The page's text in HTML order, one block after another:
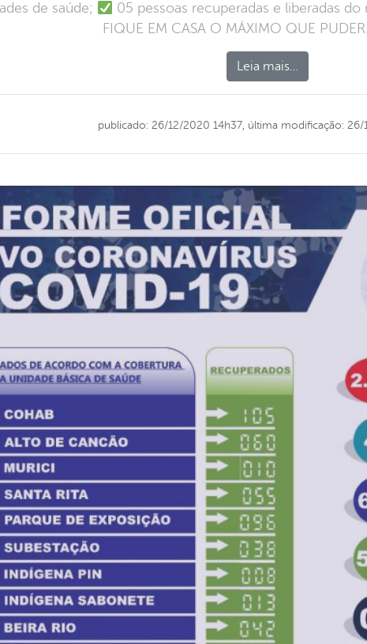
de saúde;
05 pessoas recuperadas e liberadas
FIQUE EM CASA O MÁXIMO QUE
Leia mais…
publicado: 26/12/2020 14h37, última modificação: 26/